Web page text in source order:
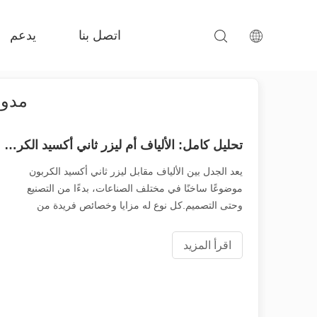
يدعم اتصل بنا
تحليل كامل: الألياف أم ليزر ثاني أكسيد الكربون، أيهما أفضل بالنسبة لك؟
يعد الجدل بين الألياف مقابل ليزر ثاني أكسيد الكربون
موضوعًا ساخنًا في مختلف الصناعات، بدءًا من التصنيع
وحتى التصميم.كل نوع له مزايا وخصائص فريدة من
هذه المقالة مقارنة واضحة ومهنية للألياف
اقرأ المزيد